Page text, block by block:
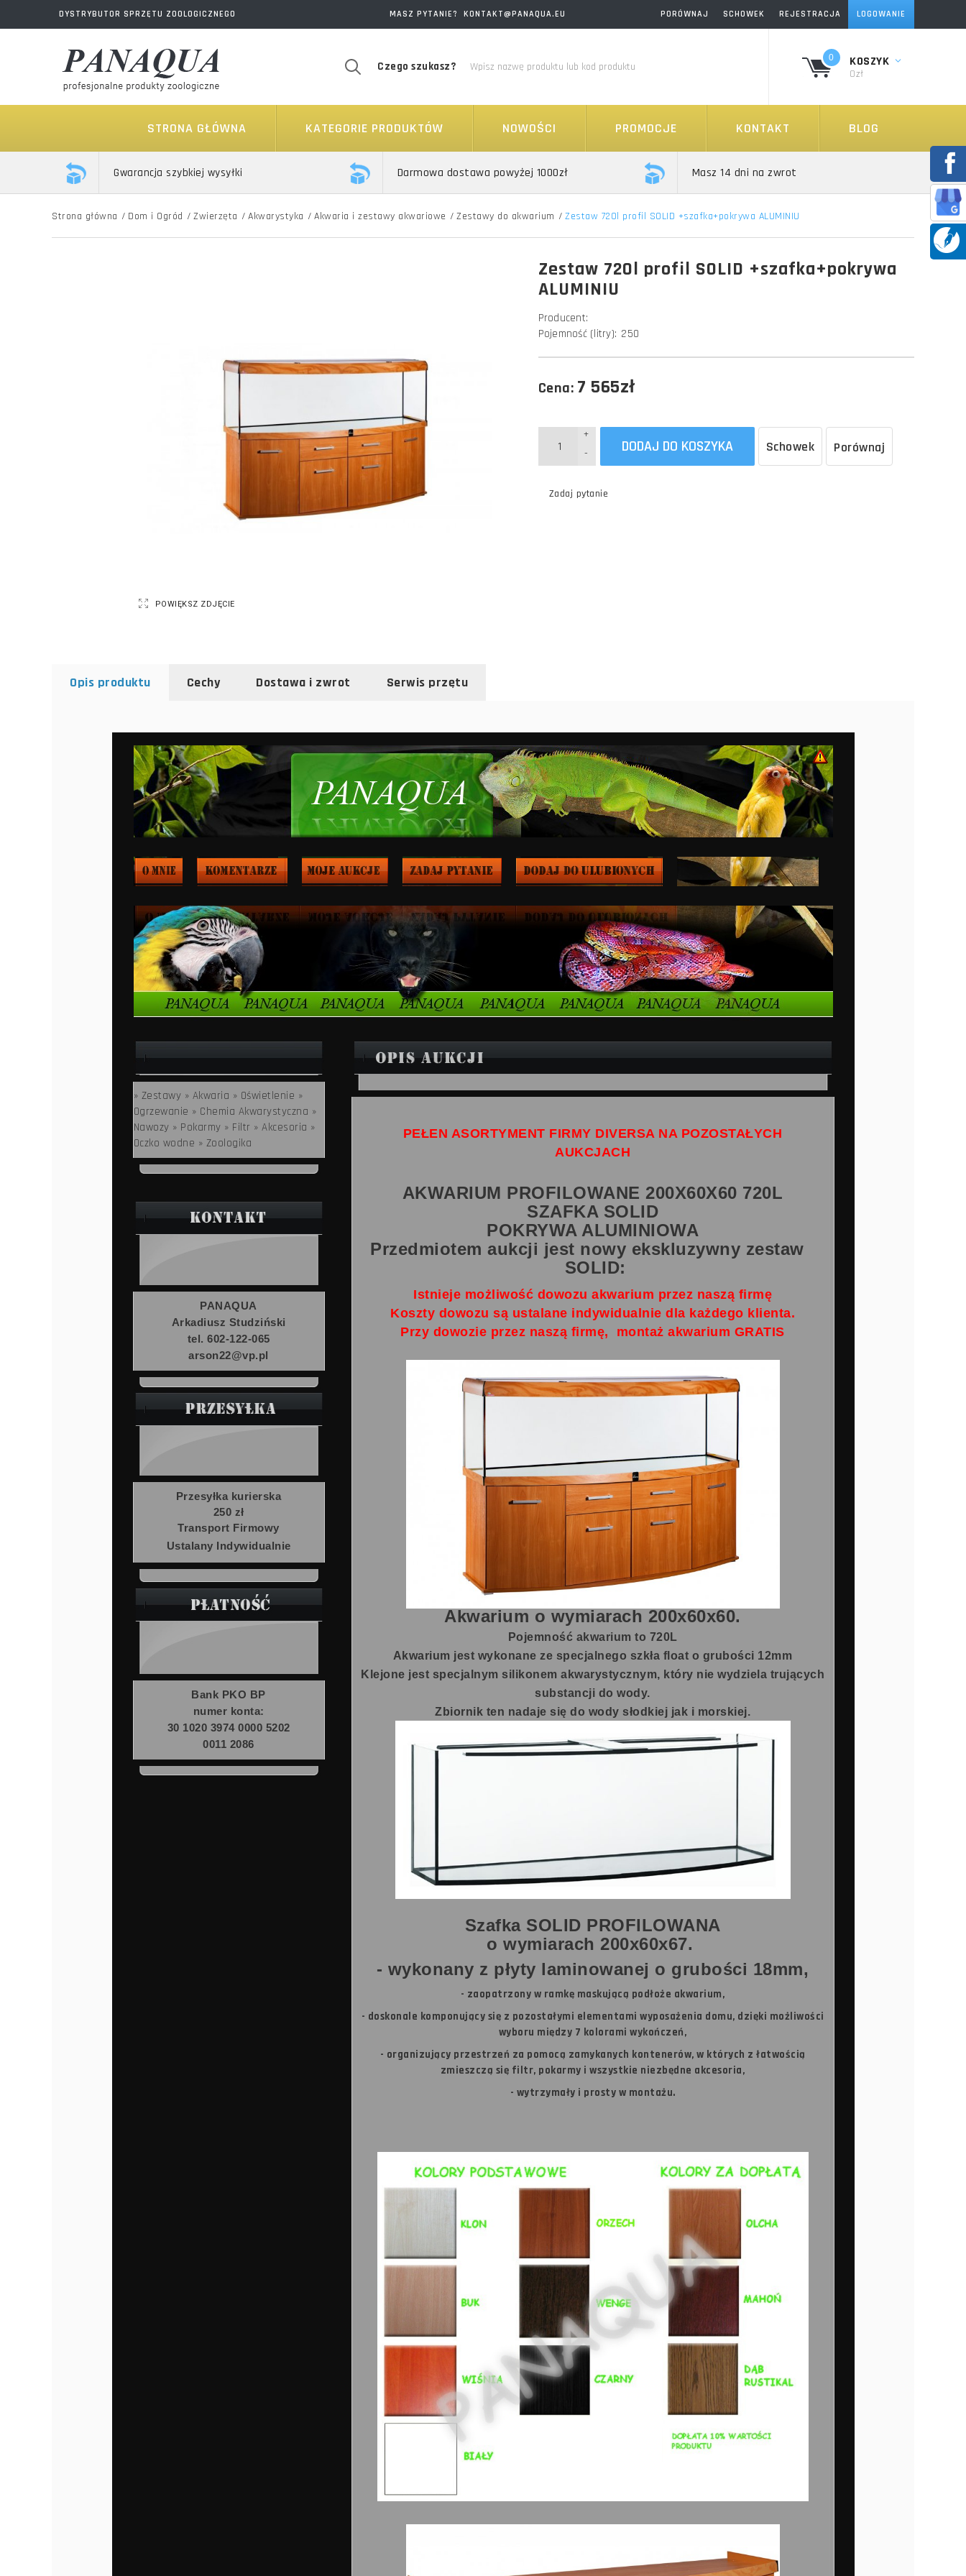
REJESTRACJA LOGOWANIE
SCHOWEK
PORÓWNAJ
DYSTRYBUTOR SPRZĘTU ZOOLOGICZNEGO MASZ PYTANIE? KONTAKT@PANAQUA.EU
0 KOSZYK
0zł
Czego szukasz?
STRONA GŁÓWNA KATEGORIE PRODUKTÓW NOWOŚCI PROMOCJE KONTAKT BLOG
Gwarancja szybkiej wysyłki Darmowa dostawa powyżej 1000zł Masz 14 dni na zwrot
Strona główna / Dom i Ogród / Zwierzęta / Akwarystyka / Akwaria i zestawy akwariowe / Zestawy do akwarium / Zestaw 720l profil SOLID +szafka+pokrywa ALUMINIU
POWIĘKSZ ZDJĘCIE
Zestaw 720l profil SOLID +szafka+pokrywa
ALUMINIU
Producent:
Pojemność (litry): 250
Cena: 7 565zł
-
+
DODAJ DO KOSZYKA Schowek Porównaj
Zadaj pytanie
Opis produktu Cechy Dostawa i zwrot Serwis przętu
» Zestawy » Akwaria » Oświetlenie »
Ogrzewanie » Chemia Akwarystyczna »
Nawozy » Pokarmy » Filtr » Akcesoria »
Oczko wodne » Zoologika
PANAQUA
Arkadiusz Studziński
tel. 602-122-065
arson22@vp.pl
Przesyłka kurierska
250 zł
Transport Firmowy
Ustalany Indywidualnie
Bank PKO BP
numer konta:
30 1020 3974 0000 5202
0011 2086
PEŁEN ASORTYMENT FIRMY DIVERSA NA POZOSTAŁYCH
AUKCJACH
AKWARIUM PROFILOWANE 200X60X60 720L
SZAFKA SOLID
POKRYWA ALUMINIOWA
Przedmiotem aukcji jest nowy ekskluzywny zestaw
SOLID:
Istnieje możliwość dowozu akwarium przez naszą firmę
Koszty dowozu są ustalane indywidualnie dla każdego klienta.
Przy dowozie przez naszą firmę, montaż akwarium GRATIS
Akwarium o wymiarach 200x60x60.
Pojemność akwarium to 720L
Akwarium jest wykonane ze specjalnego szkła float o grubości 12mm
Klejone jest specjalnym silikonem akwarystycznym, który nie wydziela trujących
substancji do wody.
Zbiornik ten nadaje się do wody słodkiej jak i morskiej.
Szafka SOLID PROFILOWANA
o wymiarach 200x60x67.
- wykonany z płyty laminowanej o grubości 18mm,
- zaopatrzony w ramkę maskującą podłoże akwarium,
- doskonale komponujący się z pozostałymi elementami wyposażenia domu, dzięki możliwości
wyboru między 7 kolorami wykończeń,
- organizujący przestrzeń za pomocą zamykanych kontenerów, w których z łatwością
zmieszczą się filtr, pokarmy i wszystkie niezbędne akcesoria,
- wytrzymały i prosty w montażu.